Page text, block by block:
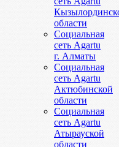
области
Социальная
сеть Agartu
г. Алматы
Социальная
сеть Agartu
Актюбинской
области
Социальная
сеть Agartu
Атырауской
области